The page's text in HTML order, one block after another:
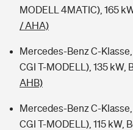
MODELL 4MATIC), 165
/ AHA)
Mercedes-Benz C-
CGI T-MODELL), 135
AHB)
Mercedes-Benz C-Klasse,
CGI T-MODELL), 115 kW,